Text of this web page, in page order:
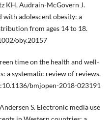
KH, Audrain-McGovern J.
with adolescent obesity: a
from ages 14 to 18.
oby.20157
time on the health and well-
a systematic review of reviews.
bmjopen-2018-023191
S. Electronic media use